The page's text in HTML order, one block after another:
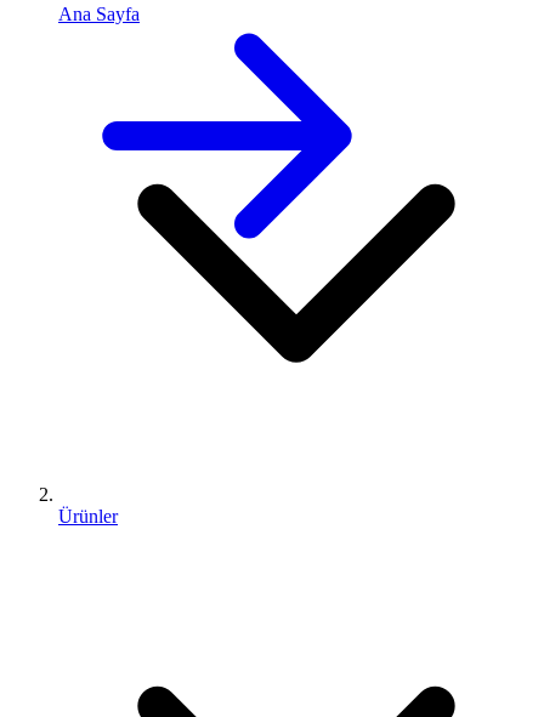
Ana Sayfa
Ürünler